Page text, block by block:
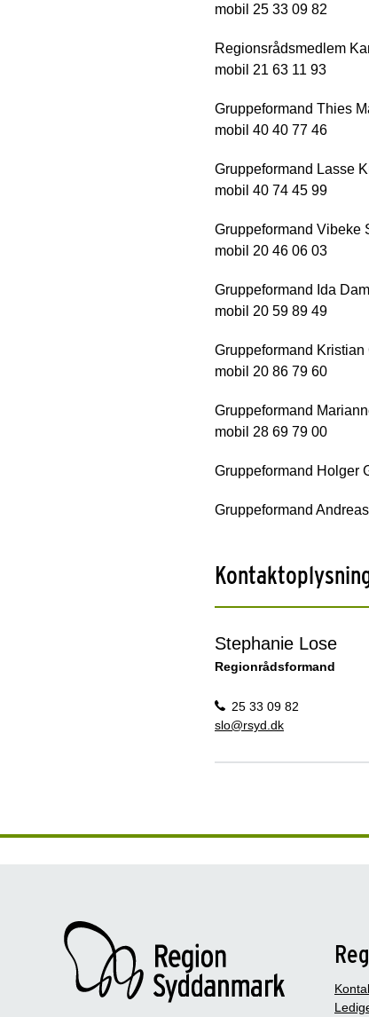
mobil 25 33 09 82
Regionsrådsmedlem
mobil 21 63 11 93
Gruppeformand Thies
mobil 40 40 77 46
Gruppeformand Lasse
mobil 40 74 45 99
Gruppeformand Vibeke
mobil 20 46 06 03
Gruppeformand Ida
mobil 20 59 89 49
Gruppeformand
mobil 20 86 79 60
Gruppeformand
mobil 28 69 79 00
Gruppeformand Holger
Gruppeformand
Stephanie Lose
Regionrådsformand
25 33 09 82
slo@rsyd.dk